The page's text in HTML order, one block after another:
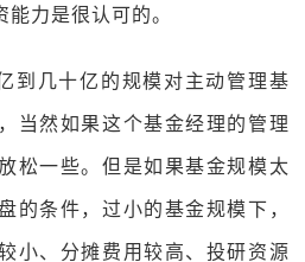
力是很认可的。
到几十亿的规模对主动管理基
当然如果这个基金经理的管理
松一些。但是如果基金规模太
的条件，过小的基金规模下，
小、分摊费用较高、投研资源